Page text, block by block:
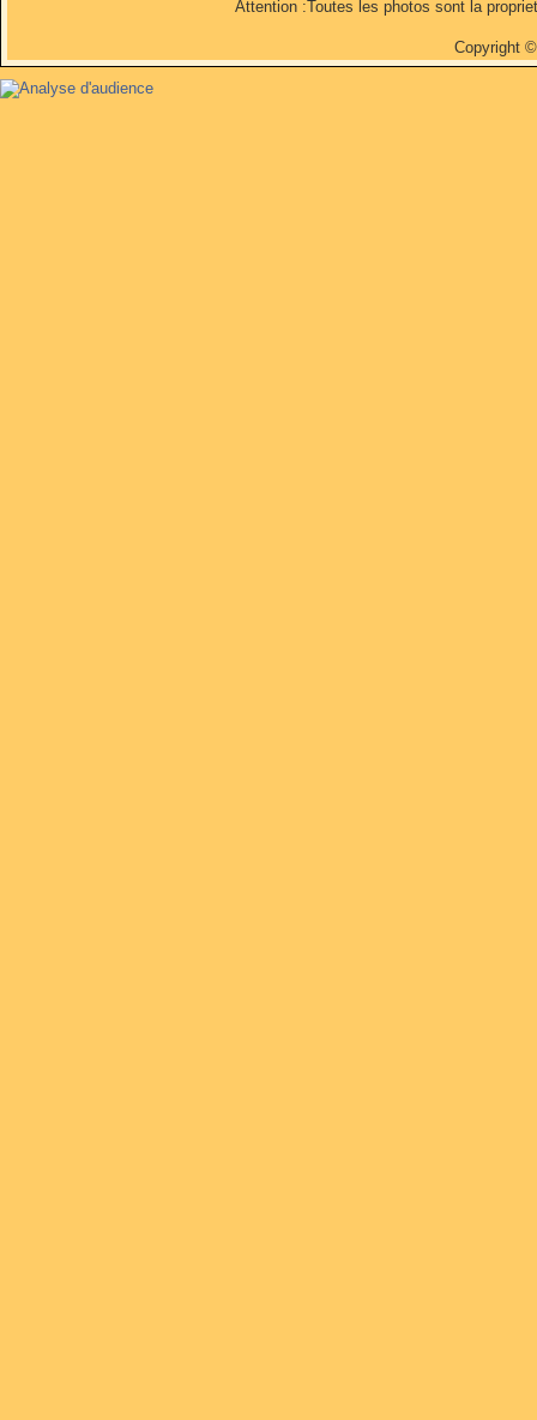
Attention :Toutes les photos sont la
Copyright